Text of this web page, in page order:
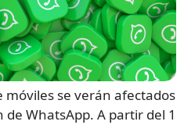
móviles se verán afectados
WhatsApp. A partir del 1